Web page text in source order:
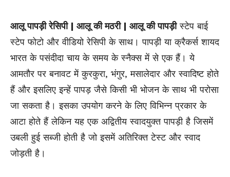
आलू पापड़ी रेसिपी | आलू की मठरी | आलू की पापड़ीस्टेप बाई
स्टेप फोटो और वीडियो रेसिपी के साथ। पापड़ी या क्रैकर्स शायद
भारत के पसंदीदा चाय के समय के स्नैक्स में से एक हैं। ये
आमतौर पर बनावट में कुरकुरा, भंगुर, मसालेदार और स्वादिष्ट होते
हैं और इसलिए इन्हें पापड़ जैसे किसी भी भोजन के साथ भी परोसा
जा सकता है। इसका उपयोग करने के लिए विभिन्न प्रकार के
आटा होते हैं लेकिन यह एक अद्वितीय स्वादयुक्त पापड़ी है जिसमें
उबली हुई सब्जी होती है जो इसमें अतिरिक्त टेस्ट और स्वाद
जोड़ती है।